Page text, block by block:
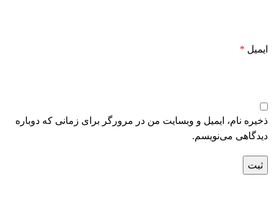
ایمیل *
ذخیره نام، ایمیل و وبسایت من در مرورگر برای زمانی که دوباره
دیدگاهی می‌نویسم.